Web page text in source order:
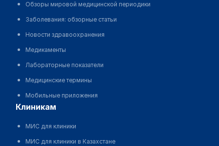
Обзоры мировой медицинской периодики
Заболевания: обзорные статьи
Новости здравоохранения
Медикаменты
Лабораторные показатели
Медицинские термины
Мобильные приложения
клиникам
МИС для клиники
МИС для клиники в Казахстане